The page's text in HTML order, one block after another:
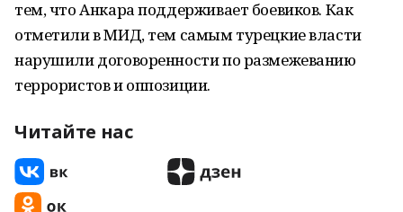
тем, что Анкара поддерживает боевиков. Как
отметили в МИД, тем самым турецкие власти
нарушили договоренности по размежеванию
террористов и оппозиции.
Читайте нас